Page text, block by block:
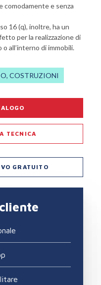
comodamente e senza
16 (q), inoltre, ha un
per la realizzazione di
all’interno di immobili.
COSTRUZIONI
TECNICA
GRATUITO